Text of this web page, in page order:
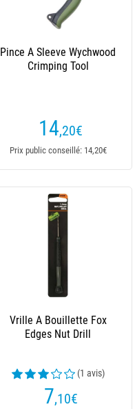
Pince A Sleeve Wychwood
Crimping Tool
14,20€
Prix public conseillé: 14,20€
Vrille A Bouillette Fox
Edges Nut Drill
(1 avis)
7,10€